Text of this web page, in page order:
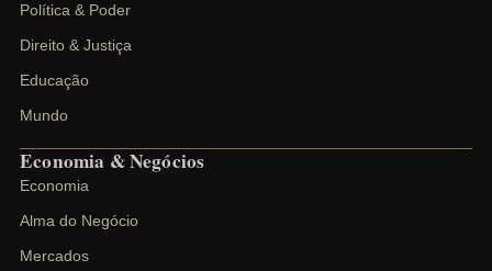
Política & Poder
Direito & Justiça
Educação
Mundo
Economia & Negócios
Economia
Alma do Negócio
Mercados